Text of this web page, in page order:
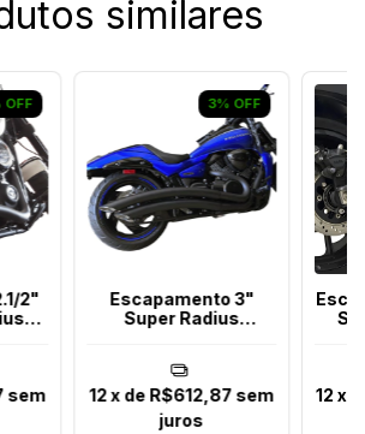
similares
OFF
2"
sem
3% OFF
Escapamento 3"
Super Radius
12x de R$612,87 sem
juros
12 x